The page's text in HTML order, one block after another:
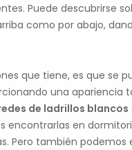
Puede descubrirse
como por abajo,
que tiene, es que se
una apariencia
de ladrillos blancos
encontrarlas en
Pero también podemos